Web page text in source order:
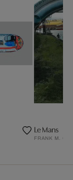
Le Mans
FRANK M.